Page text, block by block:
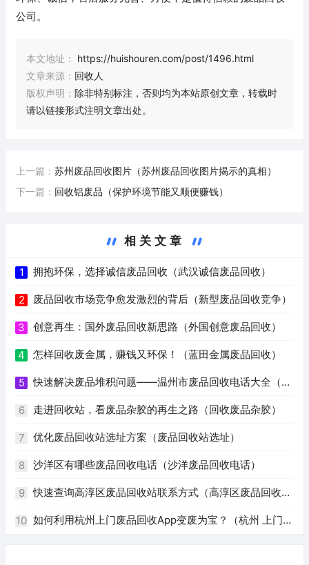
公司。
本文地址：
https://huishouren.com/post/1496.html
文章来源： 回收人
版权声明： 除非特别标注，否则均为本站原创文章，转载时
请以链接形式注明文章出处。
上一篇： 苏州废品回收图片（苏州废品回收图片揭示的真相）
下一篇： 回收铝废品（保护环境节能又顺便赚钱）
相关文章
1 拥抱环保，选择诚信废品回收（武汉诚信废品回收）
2 废品回收市场竞争愈发激烈的背后（新型废品回收竞争）
3 创意再生：国外废品回收新思路（外国创意废品回收）
4 怎样回收废金属，赚钱又环保！（蓝田金属废品回收）
5 快速解决废品堆积问题——温州市废品回收电话大全（温
州废品回收电话号码）
6 走进回收站，看废品杂胶的再生之路（回收废品杂胶）
7 优化废品回收站选址方案（废品回收站选址）
8 沙洋区有哪些废品回收电话（沙洋废品回收电话）
9 快速查询高淳区废品回收站联系方式（高淳区废品回收站
电话）
10 如何利用杭州上门废品回收App变废为宝？（杭州 上门回